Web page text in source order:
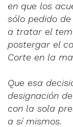
en que los
sólo pedido
a tratar el
postergar el
Corte en la
Que esa
designación
con la sola
a sí mismos.